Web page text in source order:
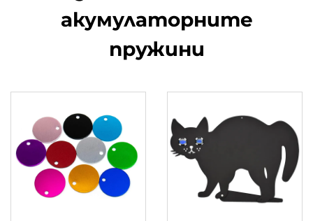
акумулаторните
пружини